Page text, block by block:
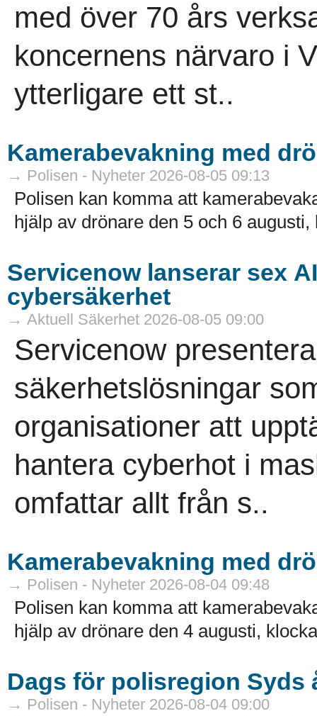
med över 70 års
koncernens närvaro i
ytterligare ett st..
Kamerabevakning med
→ Polisen - Nyheter 2026-08-05 09:13
Polisen kan komma att
hjälp av drönare den 5 och 6 augusti,
Servicenow lanserar sex
cybersäkerhet
→ Aktuell Säkerhet 2026-08-05 09:00
Servicenow
säkerhetslösningar
organisationer att
hantera cyberhot i
omfattar allt från s..
Kamerabevakning med
→ Polisen - Nyheter 2026-08-04 09:48
Polisen kan komma att
hjälp av drönare den 4 augusti,
Dags för polisregion
→ Polisen - Nyheter 2026-08-04 09:00